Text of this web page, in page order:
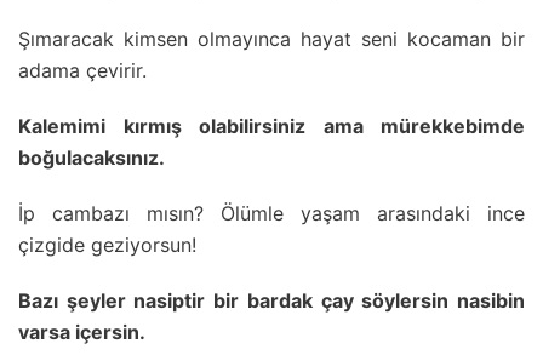
Şımaracak kimsen olmayınca hayat seni kocaman bir
adama çevirir.
Kalemimi kırmış olabilirsiniz ama mürekkebimde
boğulacaksınız.
İp cambazı mısın? Ölümle yaşam arasındaki ince
çizgide geziyorsun!
Bazı şeyler nasiptir bir bardak çay söylersin nasibin
varsa içersin.